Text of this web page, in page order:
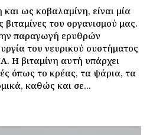
ως κοβαλαμίνη, είναι μία
βιταμίνες του οργανισμού μας.
παραγωγή ερυθρών
του νευρικού συστήματος
Η βιταμίνη αυτή υπάρχει
όπως το κρέας, τα ψάρια, τα
καθώς και σε...